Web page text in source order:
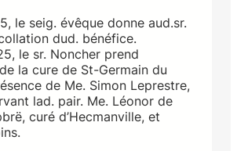
le seig. évêque donne aud.sr.
dud. bénéfice.
le sr. Noncher prend
la cure de St-Germain du
de Me. Simon Leprestre,
lad. pair. Me. Léonor de
curé d’Hecmanville, et